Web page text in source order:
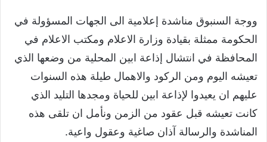
ووجة السنبوق مناشدة إعلامية الى الجهات المسؤولة في
الحكومة ممثلة بقيادة وزارة الاعلام ومكتب الاعلام في
المحافظة في انتشال إذاعة ابين المحلية من وضعها الذي
تعيشه اليوم ومن الركود والاهمال طيلة هذه السنوات
عليهم ان يعيدوا لإذاعة ابين للحياة ومجدها التليد الذي
كانت تعيشه قبل عقود من الزمن ونأمل ان تلقى هذه
المناشدة والرسالة آذان صاغية وعقول واعية.